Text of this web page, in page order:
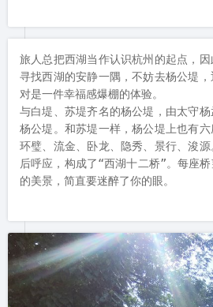
旅人总把西湖当作认识杭州的起点，
寻找西湖的安静一隅，不妨去杨公堤
对是一件幸福感爆棚的体验。
与白堤、苏堤齐名的杨公堤，由太守
杨公堤。和苏堤一样，杨公堤上也有六
环璧、流金、卧龙、隐秀、景行、浚
后呼应，构成了“西湖十二桥”。每座
的美景，简直要迷醉了你的眼。